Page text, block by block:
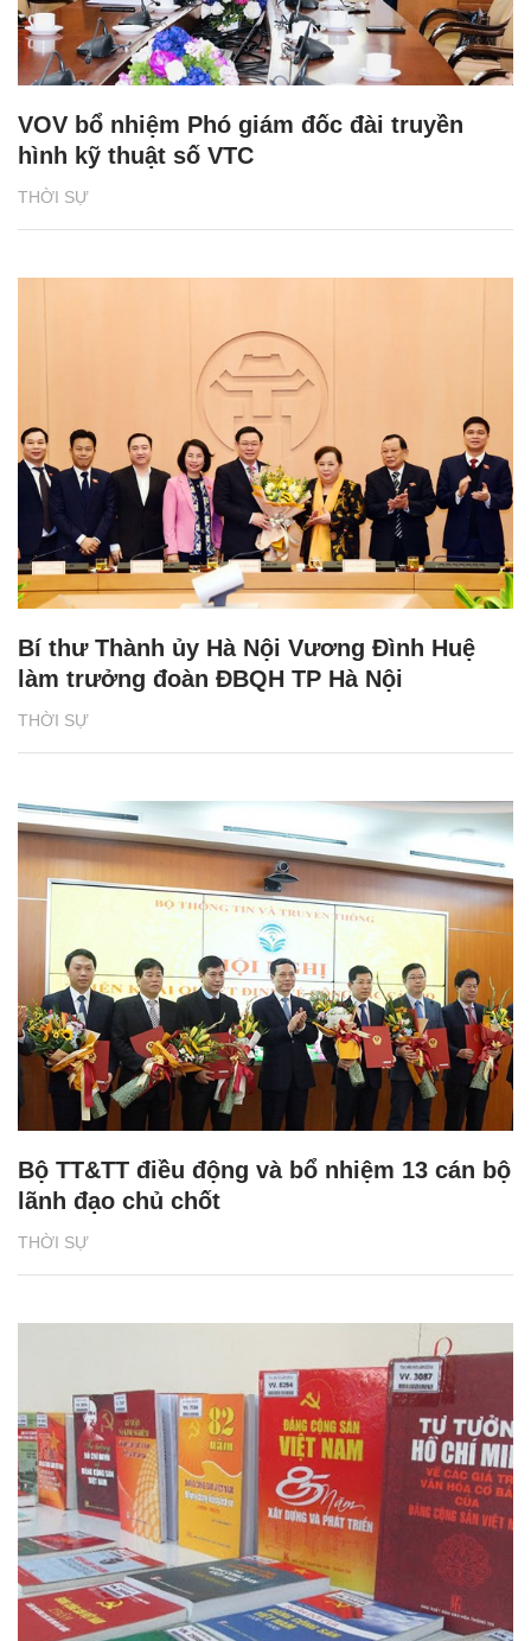
THỜI SỰ
VOV bổ nhiệm Phó giám đốc đài truyền
hình kỹ thuật số VTC
THỜI SỰ
Bí thư Thành ủy Hà Nội Vương Đình Huệ
làm trưởng đoàn ĐBQH TP Hà Nội
THỜI SỰ
Bộ TT&TT điều động và bổ nhiệm 13 cán bộ
lãnh đạo chủ chốt